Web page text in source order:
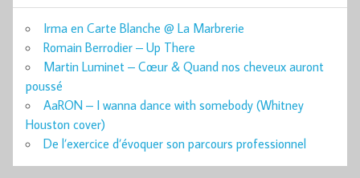
Irma en Carte Blanche @ La Marbrerie
Romain Berrodier – Up There
Martin Luminet – Cœur & Quand nos cheveux auront
poussé
AaRON – I wanna dance with somebody (Whitney
Houston cover)
De l’exercice d’évoquer son parcours professionnel